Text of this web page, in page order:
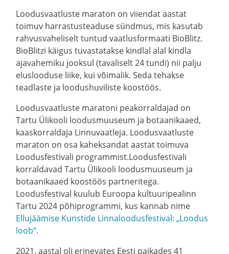
Loodusvaatluste maraton on viiendat aastat
toimuv harrastusteaduse sündmus, mis kasutab
rahvusvaheliselt tuntud vaatlusformaati BioBlitz.
BioBlitzi käigus tuvastatakse kindlal alal kindla
ajavahemiku jooksul (tavaliselt 24 tundi) nii palju
eluslooduse liike, kui võimalik. Seda tehakse
teadlaste ja loodushuviliste koostöös.
Loodusvaatluste maratoni peakorraldajad on
Tartu Ülikooli loodusmuuseum ja botaanikaaed,
kaaskorraldaja Linnuvaatleja. Loodusvaatluste
maraton on osa kaheksandat aastat toimuva
Loodusfestivali programmist.Loodusfestivali
korraldavad Tartu Ülikooli loodusmuuseum ja
botaanikaaed koostöös partneritega.
Loodusfestival kuulub Euroopa kultuuripealinn
Tartu 2024 põhiprogrammi, kus kannab nime
Ellujäämise Kunstide Linnaloodusfestival: „Loodus
loob“.
2021. aastal oli erinevates Eesti paikades 41